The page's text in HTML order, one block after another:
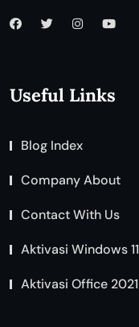
Useful Links
Blog Index
Company About
Contact With Us
Aktivasi Windows 11
Aktivasi Office 2021